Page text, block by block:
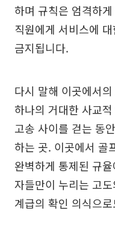
하며 규칙은 엄격하
직원에게 서비스에
금지됩니다.
다시 말해 이곳에서
하나의 거대한 사교
고송 사이를 걷는 동
하는 곳. 이곳에서 골
완벽하게 통제된 규
자들만이 누리는 고
계급의 확인 의식으